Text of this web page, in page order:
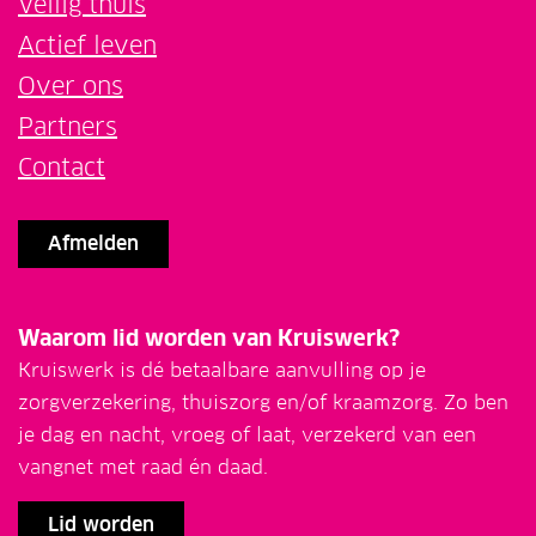
Actief leven
Over ons
Partners
Contact
Afmelden
Waarom lid worden van Kruiswerk?
Kruiswerk is dé betaalbare aanvulling op je
zorgverzekering, thuiszorg en/of kraamzorg. Zo ben
je dag en nacht, vroeg of laat, verzekerd van een
vangnet met raad én daad.
Lid worden